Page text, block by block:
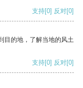
支持[0] 反对[0]
目的地，了解当地的风土
支持[0] 反对[0]